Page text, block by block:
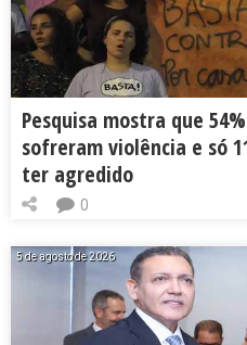
Pesquisa mostra que
sofreram violência e só
ter agredido
0
5 de agosto de 2026